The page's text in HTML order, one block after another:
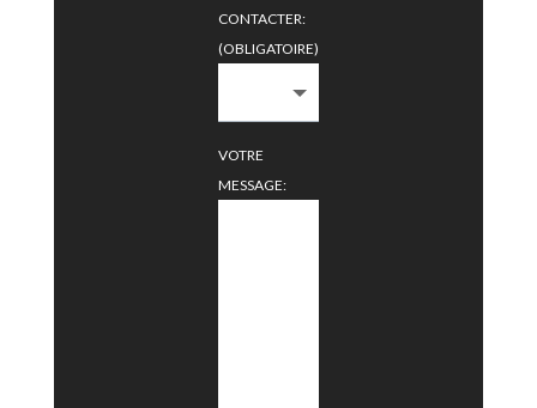
CONTACTER:
(OBLIGATOIRE)
VOTRE
MESSAGE: